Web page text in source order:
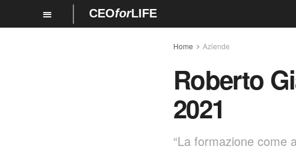
CEOforLIFE
Home Aziende
Roberto
2021
“La formazione come